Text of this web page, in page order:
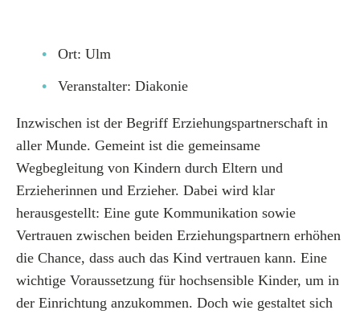
Ort: Ulm
Veranstalter: Diakonie
Inzwischen ist der Begriff Erziehungspartnerschaft in
aller Munde. Gemeint ist die gemeinsame
Wegbegleitung von Kindern durch Eltern und
Erzieherinnen und Erzieher. Dabei wird klar
herausgestellt: Eine gute Kommunikation sowie
Vertrauen zwischen beiden Erziehungspartnern erhöhen
die Chance, dass auch das Kind vertrauen kann. Eine
wichtige Voraussetzung für hochsensible Kinder, um in
der Einrichtung anzukommen. Doch wie gestaltet sich